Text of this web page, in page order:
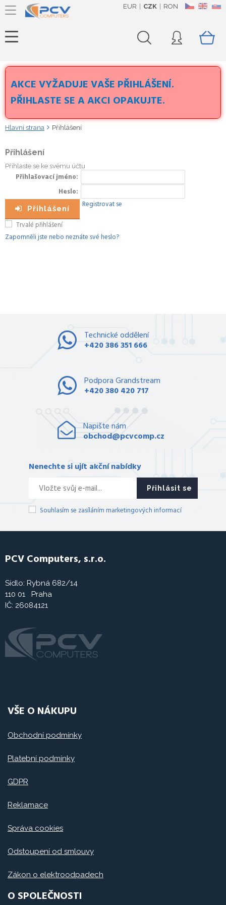
CZ EN SK
EUR CZK RON
AKCE VYŽADUJE VAŠE PŘIHLÁŠENÍ.
PŘIHLASTE SE A AKCI OPAKUJTE.
Hlavní strana Přihlášení
Přihlášení
Přihlaste se ke svému účtu
Přihlašovací jméno
Heslo
Přihlášení
Registrovat se
Trvalé přihlášení
Zapomněli jste nebo neznáte své heslo?
Technické oddělení
+420 386 351 666
Podpora Grandstream
+420 380 420 717
Napište nám
obchod@pcvcomp.cz
Nenechte si ujít akční nabídky
Přihlásit se
Souhlasím se zasíláním marketingových informací
PCV Computers, s.r.o.
Sídlo: Rybná 682/14
110 01 Praha
IČ: 26084121
VŠE O NÁKUPU
Obchodní podmínky
Platební podmínky
GDPR
Reklamace
Správa cookies
Odstoupení od smlouvy
Zákon o elektroodpadech
O SPOLEČNOSTI